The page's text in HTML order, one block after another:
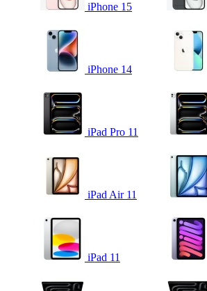
iPhone 15
iPhone 14
iPad Pro 11
iPad Air 11
iPad 11